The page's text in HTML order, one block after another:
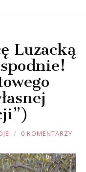
Luzacką
0 KOMENTARZY